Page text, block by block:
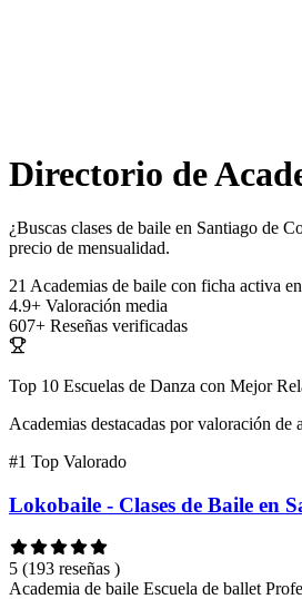
Directorio de
¿Buscas clases de baile en Santiago de
precio de mensualidad.
21 Academias de baile con ficha activa
4.9+ Valoración media
607+ Reseñas verificadas
Top 10 Escuelas de Danza con Mejor
Academias destacadas por valoración
#1 Top Valorado
Lokobaile - Clases de Baile en
5 (193 reseñas )
Academia de baile Escuela de ballet